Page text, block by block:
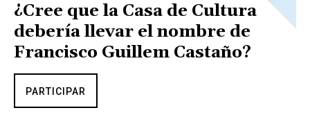
¿Cree que la Casa de Cultura
debería llevar el nombre de
Francisco Guillem Castaño?
PARTICIPAR